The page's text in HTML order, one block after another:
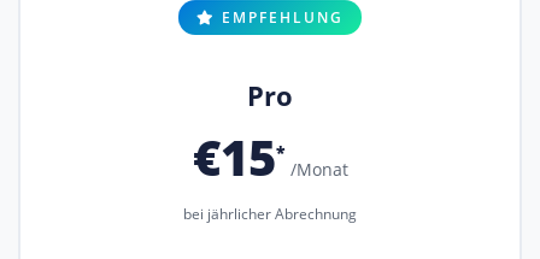
EMPFEHLUNG
Pro
€15*
/Monat
bei jährlicher Abrechnung